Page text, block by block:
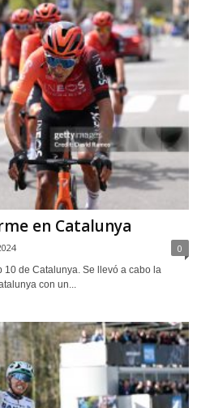
en Catalunya
0
10 de Catalunya. Se llevó a cabo la
con un...